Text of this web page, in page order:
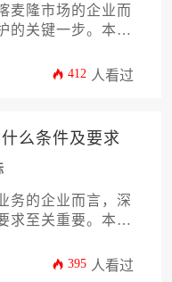
麦隆市场的企业而
的关键一步。本文
理，帮助企业主以
412 人看过
么条件及要求
务的企业而言，深
求至关重要。本文
帮助企业规避风
395 人看过